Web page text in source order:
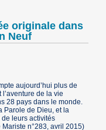
originale dans
Neuf
aujourd’hui plus de
de la vie
28 pays dans le monde.
Parole de Dieu, et la
leurs activités
n°283, avril 2015)